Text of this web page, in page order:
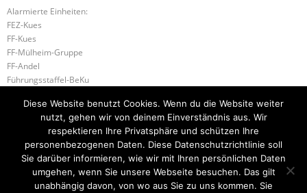
Alarmierte Einheiten:
FEZ-Kues
FF-Kues
FF-Mülheim-Gruppe
FF-Andel
Führungsstaffel-BeKu
BKI (LK BKS-WIL)
ILtS-Trier-Lagedienstführer
B-2 BRANDMELDEANLAGE H-1 TIERRETTUNG
Diese Website benutzt Cookies. Wenn du die Website weiter
nutzt, gehen wir von deinem Einverständnis aus. Wir
respektieren Ihre Privatsphäre und schützen Ihre
personenbezogenen Daten. Diese Datenschutzrichtlinie soll
Sie darüber informieren, wie wir mit Ihren persönlichen Daten
umgehen, wenn Sie unsere Webseite besuchen. Das gilt
unabhängig davon, von wo aus Sie zu uns kommen. Sie